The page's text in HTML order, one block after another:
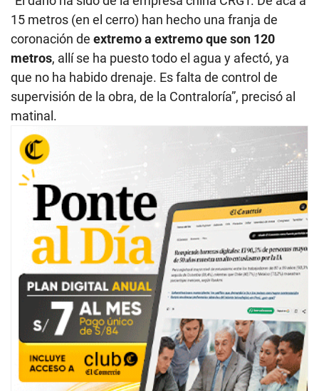
15 metros (en el cerro) han hecho una franja de
coronación de extremo a extremo que son 120
metros, allí se ha puesto todo el agua y afectó, ya
que no ha habido drenaje. Es falta de control de
supervisión de la obra, de la Contraloría”, precisó al
matinal.